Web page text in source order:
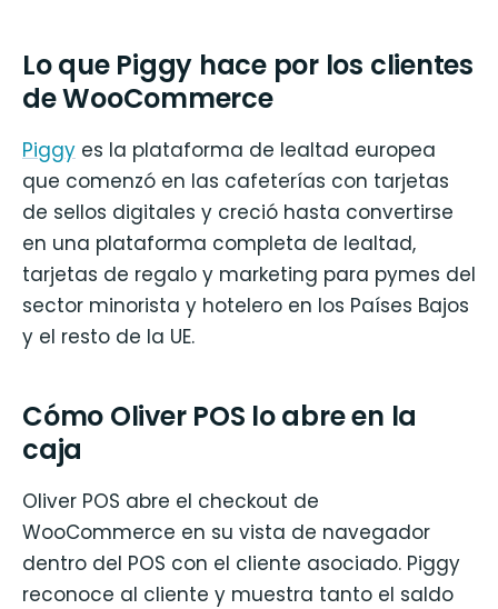
Lo que Piggy hace por los clientes
de WooCommerce
Piggy es la plataforma de lealtad europea
que comenzó en las cafeterías con tarjetas
de sellos digitales y creció hasta convertirse
en una plataforma completa de lealtad,
tarjetas de regalo y marketing para pymes del
sector minorista y hotelero en los Países Bajos
y el resto de la UE.
Cómo Oliver POS lo abre en la
caja
Oliver POS abre el checkout de
WooCommerce en su vista de navegador
dentro del POS con el cliente asociado. Piggy
reconoce al cliente y muestra tanto el saldo